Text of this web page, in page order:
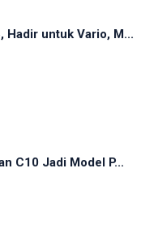
Hadir untuk Vario, M...
C10 Jadi Model P...